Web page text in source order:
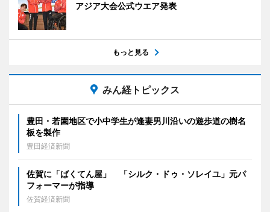
アジア大会公式ウエア発表
もっと見る
みん経トピックス
豊田・若園地区で小中学生が逢妻男川沿いの遊歩道の樹名
板を製作
豊田経済新聞
佐賀に「ばくてん屋」 「シルク・ドゥ・ソレイユ」元パ
フォーマーが指導
佐賀経済新聞